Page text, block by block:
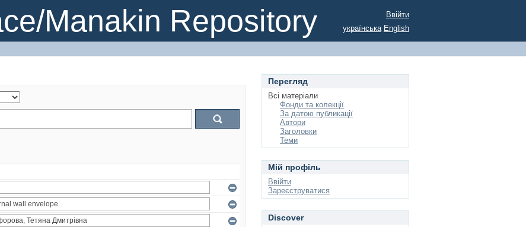
Manakin Repository
Ввійти
українська English
Перегляд
Всі матеріали
Фонди та колекції
За датою публикації
Автори
Заголовки
Теми
Мій профіль
Ввійти
Зареєструватися
Discover